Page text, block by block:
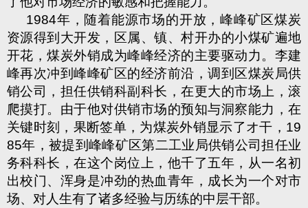
1984年，随着能源市场的开放，峰峰矿区煤炭
资源得到大开发，区属、镇、村开办的小煤矿遍地
开花，煤炭外销成为峰峰经济的主要驱动力。李建
峰再次冲到峰峰矿区的经济前沿，调到区煤炭局供
销公司，担任供销科副科长，在更大的市场上，滚
爬摸打。由于他对供销市场的预知与洞察能力，在
关键时刻，果断签单，为煤炭外销显示了オ干， 19
85年，被提到峰峰矿区第二工业局供销公司担任业
务科科长，在这个岗位上，他千了五年，从一名初
出校门、浑身是冲劲的热血青年，成长为一个对市
场、对人生有了诸多经验与历练的中层干部。